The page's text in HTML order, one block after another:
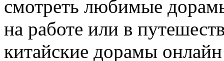
смотреть любимые
на работе или в
китайские дорамы